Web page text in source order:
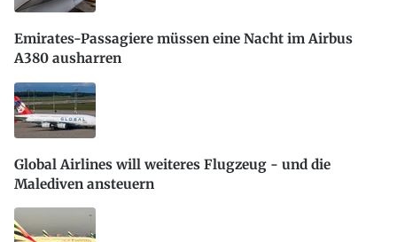
Emirates-Passagiere müssen eine Nacht im Airbus
A380 ausharren
Global Airlines will weiteres Flugzeug - und die
Malediven ansteuern